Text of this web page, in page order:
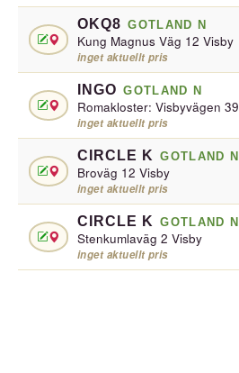
OKQ8 GOTLAND N
Kung Magnus Väg 12 Visby
inget aktuellt pris
INGO GOTLAND N
Romakloster: Visbyvägen 39
inget aktuellt pris
CIRCLE K GOTLAND N
Broväg 12 Visby
inget aktuellt pris
CIRCLE K GOTLAND N
Stenkumlaväg 2 Visby
inget aktuellt pris